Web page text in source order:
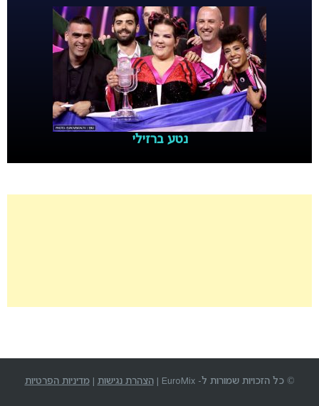
נטע ברזילי
© כל הזכויות שמורות ל- EuroMix | הצהרת נגישות| מדיניות הפרטיות